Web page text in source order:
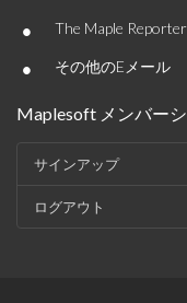
• The Maple Reporter
• その他のEメール
Maplesoft メンバー
サインアップ
ログアウト